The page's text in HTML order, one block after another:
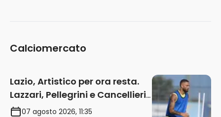
Calciomercato
Lazio, Artistico per ora resta.
Lazzari, Pellegrini e Cancellieri
in uscita
07 agosto 2026, 11:35